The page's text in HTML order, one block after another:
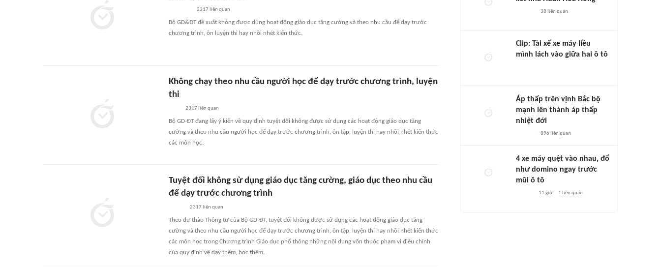
2317 liên quan
Bộ GD&ĐT đề xuất không được dùng hoạt động giáo dục tăng cường và theo nhu cầu để dạy trước
chương trình, ôn luyện thi hay nhồi nhét kiến thức.
Không chạy theo nhu cầu người học để dạy trước chương trình, luyện
thi
2317liên quan
Bộ GD-ĐT đang lấy ý kiến về quy định tuyệt đối không được sử dụng các hoạt động giáo dục tăng
cường và theo nhu cầu người học để dạy trước chương trình, ôn tập, luyện thi hay nhồi nhét kiến thức
các môn học.
Tuyệt đối không sử dụng giáo dục tăng cường, giáo dục theo nhu cầu
để dạy trước chương trình
2317liên quan
Theo dự thảo Thông tư của Bộ GD-ĐT, tuyệt đối không được sử dụng các hoạt động giáo dục tăng
cường và theo nhu cầu người học để dạy trước chương trình, ôn tập, luyện thi hay nhồi nhét kiến thức
các môn học trong Chương trình Giáo dục phổ thông những nội dung vốn thuộc phạm vi điều chỉnh
của quy định về dạy thêm, học thêm.
38 liên quan
Clip: Tài xế xe máy liều
mình lách vào giữa hai ô tô
Áp thấp trên vịnh Bắc bộ
mạnh lên thành áp thấp
nhiệt đới
896 liên quan
4 xe máy quệt vào nhau, đổ
như domino ngay trước
mũi ô tô
11 giờ 1 liên quan